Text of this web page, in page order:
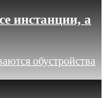
инстанции, а
обустройства